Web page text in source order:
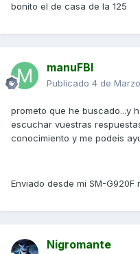
bonito el de casa de la 125
manuFBI
Publicado 4 de
prometo que he buscado...y
escuchar vuestras
conocimiento y me podeis
Enviado desde mi SM-G920F
Nigromante